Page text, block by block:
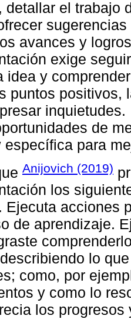
detallar el trabajo
avances y
exige
idea y
puntos positivos,
de
específica para
Anijovich (2019)
los
Ejecuta acciones
de aprendizaje.
lo
como, por
y como lo
los